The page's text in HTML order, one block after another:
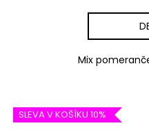
Mix
SLEVA V KOŠÍKU 10%